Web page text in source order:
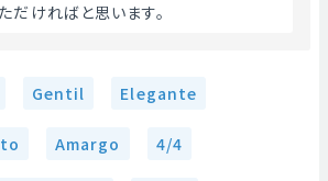
だければと思います。
Gentil Elegante
Amargo 4/4